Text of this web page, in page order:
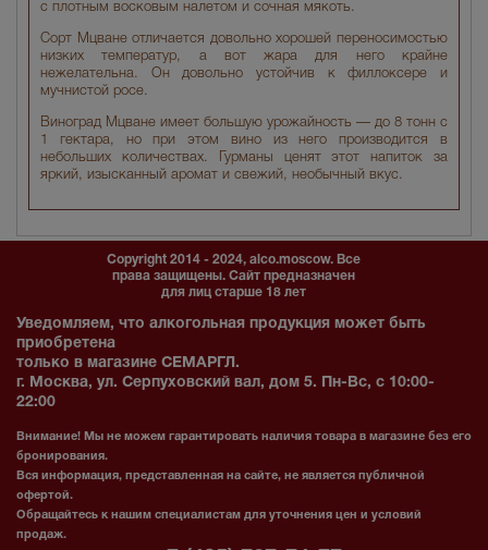
с плотным восковым налетом и сочная мякоть.
Сорт Мцване отличается довольно хорошей переносимостью
низких температур, а вот жара для него крайне
нежелательна. Он довольно устойчив к филлоксере и
мучнистой росе.
Виноград Мцване имеет большую урожайность — до 8 тонн с
1 гектара, но при этом вино из него производится в
небольших количествах. Гурманы ценят этот напиток за
яркий, изысканный аромат и свежий, необычный вкус.
Copyright 2014 - 2024, alco.moscow. Все
права защищены. Сайт предназначен
для лиц старше 18 лет
Уведомляем, что алкогольная продукция может быть
приобретена
только в магазине СЕМАРГЛ.
г. Москва, ул. Серпуховский вал, дом 5. Пн-Вс, с 10:00-
22:00
Внимание! Мы не можем гарантировать наличия товара в магазине без его
бронирования.
Вся информация, представленная на сайте, не является публичной
офертой.
Обращайтесь к нашим специалистам для уточнения цен и условий
продаж.